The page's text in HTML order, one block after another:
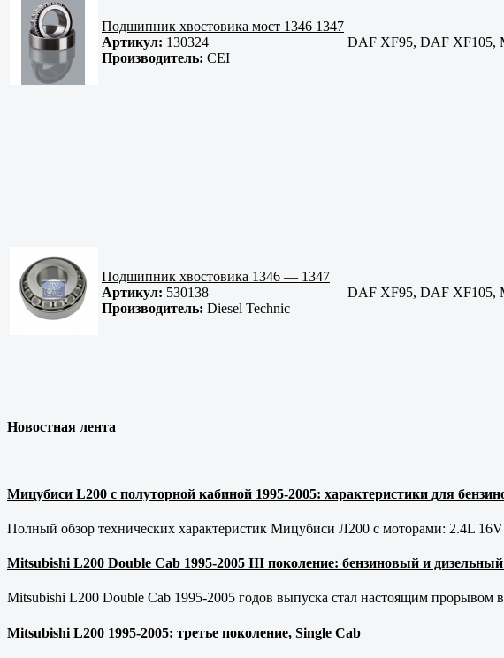
Подшипник хвостовика мост 1346 1347
Артикул: 130324
Производитель: CEI
DAF XF95, DAF
Подшипник хвостовика 1346 — 1347
Артикул: 530138
Производитель: Diesel Technic
DAF XF95, DAF
Новостная лента
Мицубиси L200 с полуторной кабиной 1995-2005: характеристики для
Полный обзор технических характеристик Мицубиси Л200 с моторами: 2.4L
Mitsubishi L200 Double Cab 1995-2005 III поколение: бензиновый и
Mitsubishi L200 Double Cab 1995-2005 годов выпуска стал настоящим прорывом
Mitsubishi L200 1995-2005: третье поколение, Single Cab